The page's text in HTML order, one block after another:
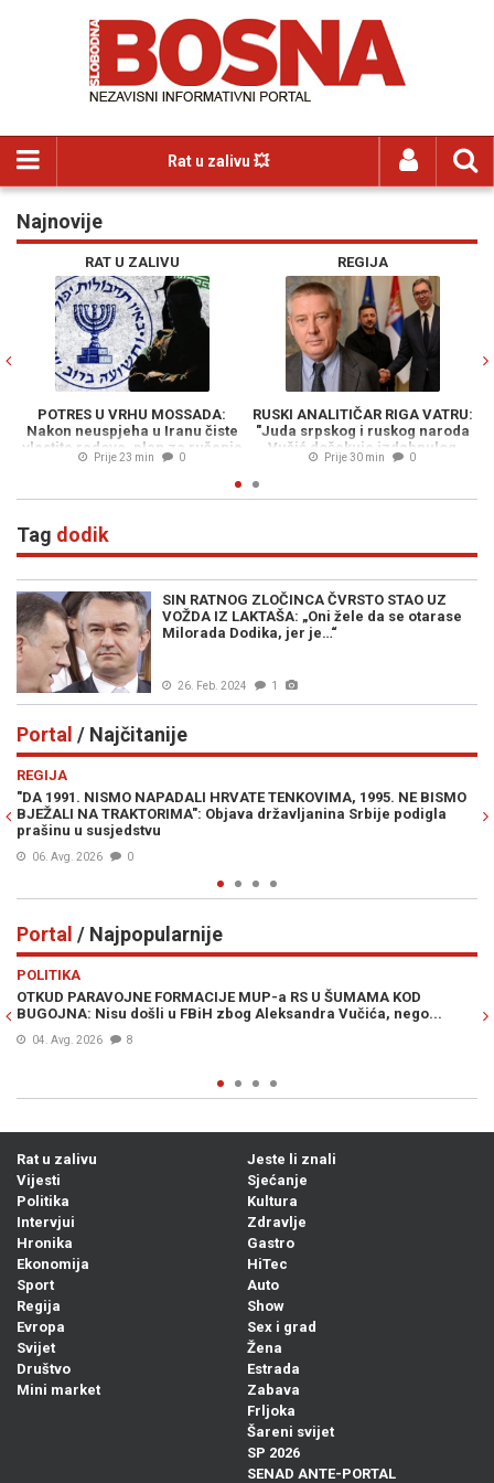
Rat u zalivu 💥
Najnovije
RAT U ZALIVU
POTRES U VRHU MOSSADA:
Nakon neuspjeha u Iranu čiste
vlastite redove, plan za rušenje
režima u Teheranu propao...
Prije 23 min 0
REGIJA
RUSKI ANALITIČAR RIGA VATRU:
"Juda srpskog i ruskog naroda
Vučić dočekuje izdahnulog
'predsjednika' Zelenskog u
Prije 30 min 0
Tag dodik
SIN RATNOG ZLOČINCA ČVRSTO STAO UZ
VOŽDA IZ LAKTAŠA: „Oni žele da se otarase
Milorada Dodika, jer je…“
26. Feb. 2024 1
Portal / Najčitanije
REGIJA
"DA 1991. NISMO NAPADALI HRVATE TENKOVIMA, 1995. NE BISMO
BJEŽALI NA TRAKTORIMA": Objava državljanina Srbije podigla
prašinu u susjedstvu
06. Avg. 2026 0
Portal / Najpopularnije
POLITIKA
OTKUD PARAVOJNE FORMACIJE MUP-a RS U ŠUMAMA KOD
BUGOJNA: Nisu došli u FBiH zbog Aleksandra Vučića, nego...
04. Avg. 2026 8
Rat u zalivu
Vijesti
Politika
Intervjui
Hronika
Ekonomija
Sport
Regija
Evropa
Svijet
Društvo
Mini market
Jeste li znali
Sjećanje
Kultura
Zdravlje
Gastro
HiTec
Auto
Show
Sex i grad
Žena
Estrada
Zabava
Frljoka
Šareni svijet
SP 2026
SENAD ANTE-PORTAL